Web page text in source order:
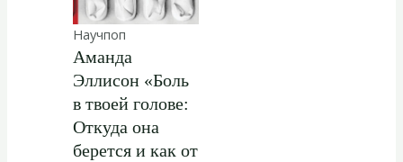
Научпоп
Аманда
Эллисон «Боль
в твоей голове:
Откуда она
берется и как от